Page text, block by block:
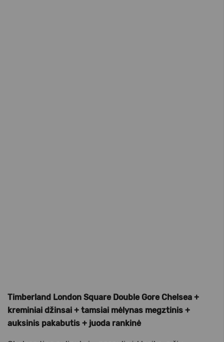
Timberland London Square Double Gore Chelsea +
kreminiai džinsai + tamsiai mėlynas megztinis +
auksinis pakabutis + juoda rankinė